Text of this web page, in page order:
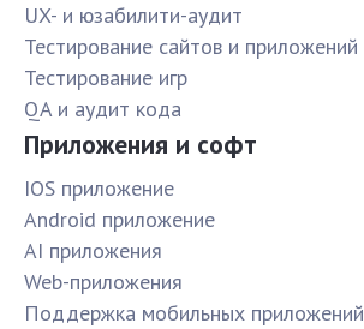
UX- и юзабилити-аудит
Тестирование сайтов и приложений
Тестирование игр
QA и аудит кода
Приложения и софт
IOS приложение
Android приложение
AI приложения
Web-приложения
Поддержка мобильных приложений